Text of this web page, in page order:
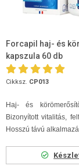
Forcapil haj- és
kapszula 60 db
Cikksz. CP013
Haj- és
Bizonyított vitalitás,
Hosszú távú